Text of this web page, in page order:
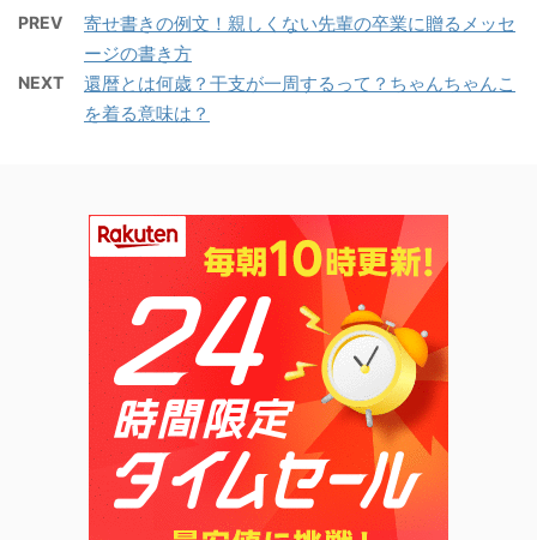
PREV
寄せ書きの例文！親しくない先輩の卒業に贈るメッセ
ージの書き方
NEXT
還暦とは何歳？干支が一周するって？ちゃんちゃんこ
を着る意味は？